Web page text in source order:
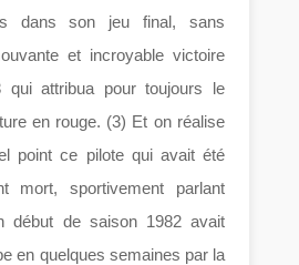
dans son jeu final, sans
et incroyable victoire
qui attribua pour toujours le
en rouge. (3) Et on réalise
point ce pilote qui avait été
mort, sportivement parlant
début de saison 1982 avait
en quelques semaines par la